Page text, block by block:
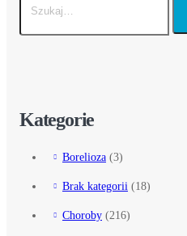
Kategorie
Borelioza (3)
Brak kategorii (18)
Choroby (216)